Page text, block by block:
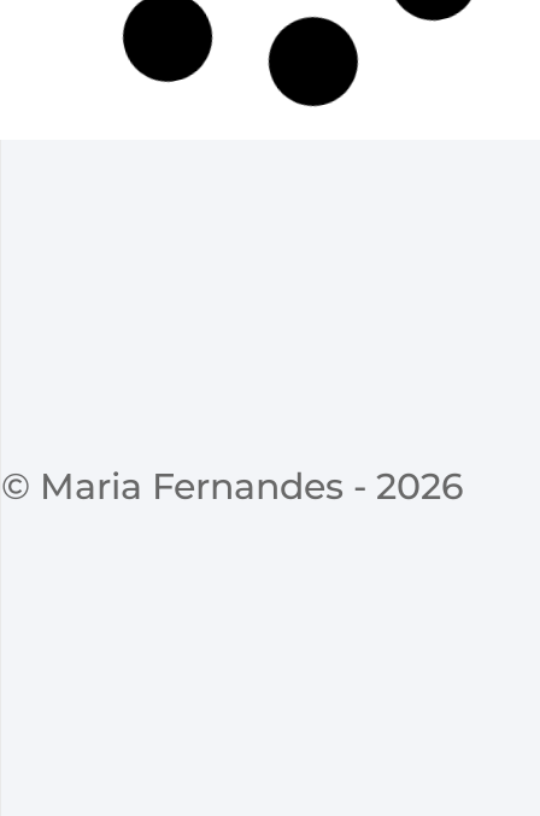
© Maria Fernandes - 2026